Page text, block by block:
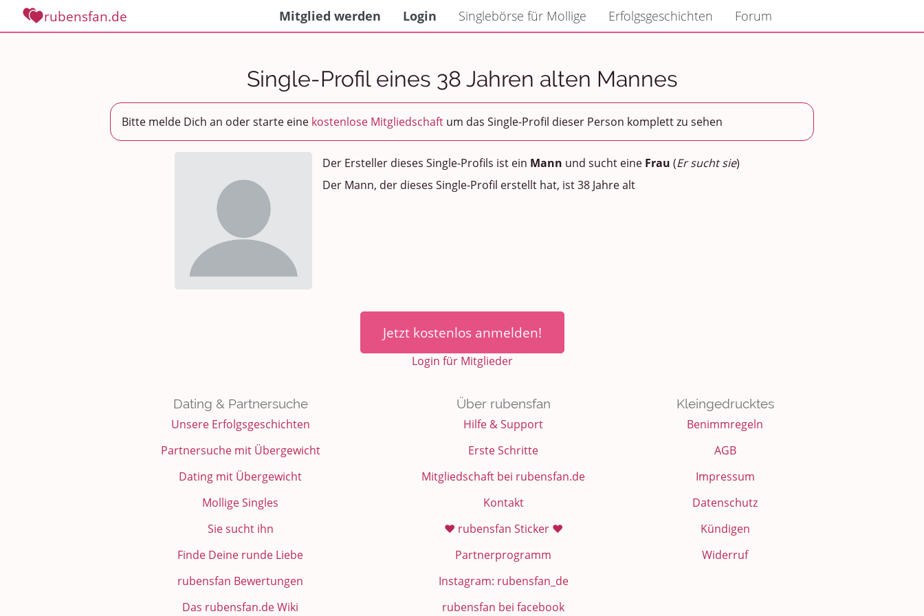
rubensfan.de Mitglied werden Login Singlebörse für Mollige Erfolgsgeschichten Forum
Single-Profil eines 38 Jahren alten Mannes
Bitte melde Dich an oder starte eine kostenlose Mitgliedschaft um das Single-Profil dieser Person komplett zu sehen
Der Ersteller dieses Single-Profils ist ein Mann und sucht eine Frau (Er sucht sie)
Der Mann, der dieses Single-Profil erstellt hat, ist 38 Jahre alt
Jetzt kostenlos anmelden!
Login für Mitglieder
Dating & Partnersuche
Unsere Erfolgsgeschichten
Partnersuche mit Übergewicht
Dating mit Übergewicht
Mollige Singles
Sie sucht ihn
Finde Deine runde Liebe
rubensfan Bewertungen
Das rubensfan.de Wiki
Über rubensfan
Hilfe & Support
Erste Schritte
Mitgliedschaft bei rubensfan.de
Kontakt
❤️ rubensfan Sticker ❤️
Partnerprogramm
Instagram: rubensfan_de
rubensfan bei facebook
Kleingedrucktes
Benimmregeln
AGB
Impressum
Datenschutz
Kündigen
Widerruf